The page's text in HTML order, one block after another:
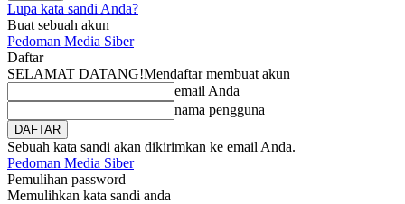
Lupa kata sandi Anda?
Buat sebuah akun
Pedoman Media Siber
Daftar
SELAMAT DATANG!Mendaftar membuat akun
email Anda
nama pengguna
Sebuah kata sandi akan dikirimkan ke email Anda.
Pedoman Media Siber
Pemulihan password
Memulihkan kata sandi anda